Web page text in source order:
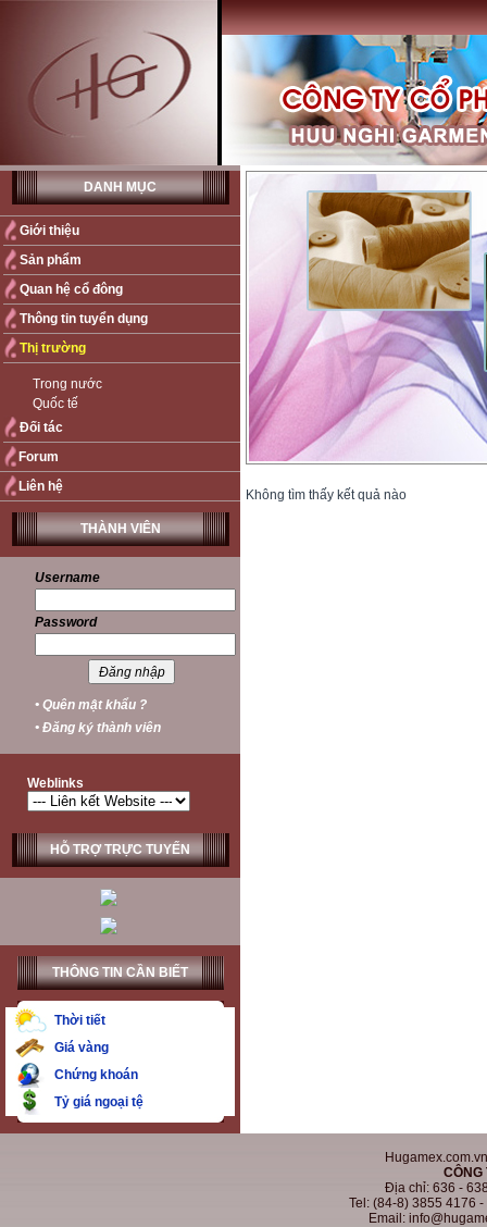
DANH MỤC
Giới thiệu
Sản phẩm
Quan hệ cổ đông
Thông tin tuyển dụng
Thị trường
Trong nước
Quốc tế
Đối tác
Forum
Liên hệ
THÀNH VIÊN
Username
Password
• Quên mật khẩu ?
• Đăng ký thành viên
Weblinks
HỖ TRỢ TRỰC TUYẾN
THÔNG TIN CẦN BIẾT
Thời tiết
Giá vàng
Chứng khoán
Tỷ giá ngoại tệ
Không tìm thấy kết quả nào
CÔNG
Địa chỉ: 636 -
Tel: (84-8) 3855 4176
Email: